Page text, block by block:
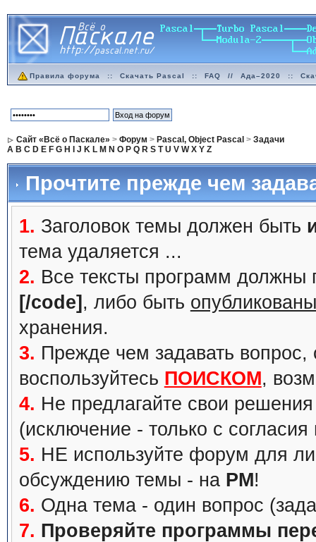
Правила форума :: Скачать Pascal :: FAQ // Ада–2020 ::
Сайт «Всё о Паскале» > Форум > Pascal, Object Pascal > Задачи
A B C D E F G H J K L M N O P Q R S T U V W X Y Z
Прочтите прежде чем
1. Заголовок темы должен быть
тема удаляется ...
2. Все тексты программ должны
[/code] , либо быть
хранения.
3. Прежде чем задавать вопрос,
воспользуйтесь ПОИСКОМ,
4. Не предлагайте свои
(исключение - только с
5. НЕ используйте форум для
обсуждению темы - на PM!
6. Одна тема - один вопрос
7. Проверяйте программы